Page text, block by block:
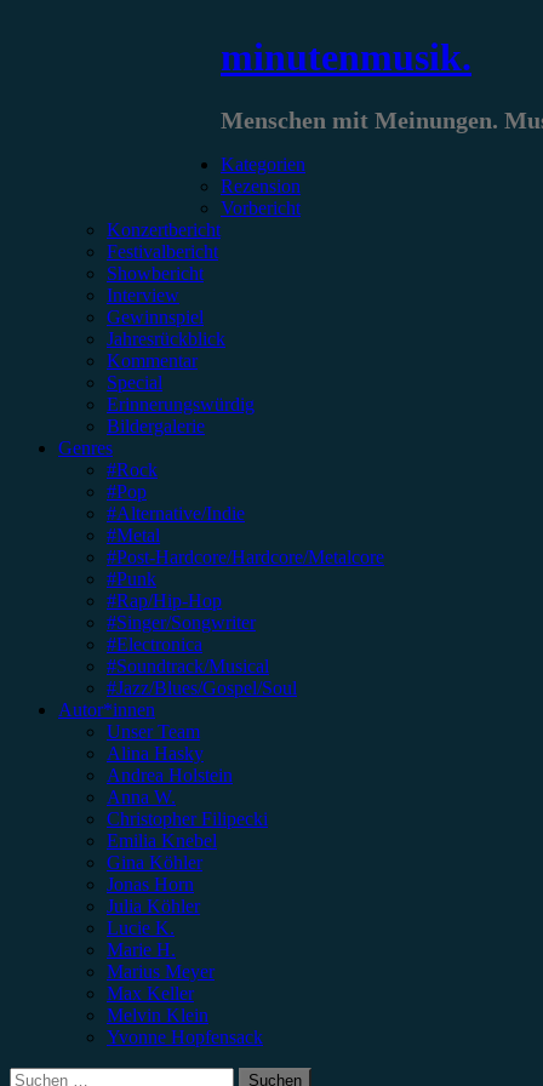
minutenmusik.
Menschen mit Meinungen.
Kategorien
Rezension
Vorbericht
Konzertbericht
Festivalbericht
Showbericht
Interview
Gewinnspiel
Jahresrückblick
Kommentar
Special
Erinnerungswürdig
Bildergalerie
Genres
#Rock
#Pop
#Alternative/Indie
#Metal
#Post-Hardcore/Hardcore/Metalcore
#Punk
#Rap/Hip-Hop
#Singer/Songwriter
#Electronica
#Soundtrack/Musical
#Jazz/Blues/Gospel/Soul
Autor*innen
Unser Team
Alina Hasky
Andrea Holstein
Anna W.
Christopher Filipecki
Emilia Knebel
Gina Köhler
Jonas Horn
Julia Köhler
Lucie K.
Marie H.
Marius Meyer
Max Keller
Melvin Klein
Yvonne Hopfensack
Suchen